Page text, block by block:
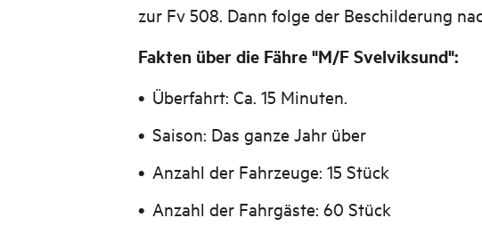
zur Fv 508. Dann folge der Beschilderung
Fakten über die Fähre "M/F Svelviksund":
Überfahrt: Ca. 15 Minuten.
Saison: Das ganze Jahr über
Anzahl der Fahrzeuge: 15 Stück
Anzahl der Fahrgäste: 60 Stück